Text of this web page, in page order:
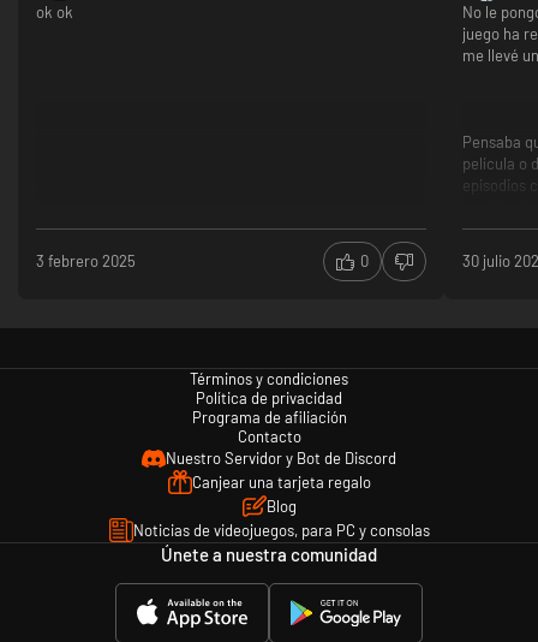
ok ok
3 febrero 2025 0
No le
juego ha
me llevé
Pensaba
película o
episodios
30 julio
Términos y condiciones
Política de privacidad
Programa de afiliación
Contacto
Nuestro Servidor y Bot de Discord
Canjear una tarjeta regalo
Blog
Noticias de videojuegos, para PC y consolas
Únete a nuestra comunidad